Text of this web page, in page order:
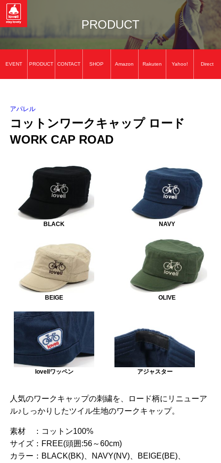
PRODUCT
アパレル
コットンワークキャップ ロード
WORK CAP ROAD
BLACK NAVY
BEIGE OLIVE
lovellワッペン アジャスター
人気のワークキャップの刺繍を、ロード柄にリニューア
ル♪しっかりしたツイル生地のワークキャップ。
素材 ： コットン100%
サイズ： FREE(頭囲:56～60cm)
カラー： BLACK(BK)、NAVY(NV)、BEIGE(BE)、
EVENT PRODUCT CONTACT SHOP Amazon Rakuten Yahoo! Direct